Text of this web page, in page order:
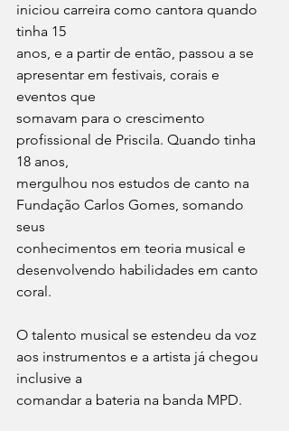
iniciou carreira como cantora quando
tinha 15
anos, e a partir de então, passou a se
apresentar em festivais, corais e
eventos que
somavam para o crescimento
profissional de Priscila. Quando tinha
18 anos,
mergulhou nos estudos de canto na
Fundação Carlos Gomes, somando
seus
conhecimentos em teoria musical e
desenvolvendo habilidades em canto
coral.
O talento musical se estendeu da voz
aos instrumentos e a artista já chegou
inclusive a
comandar a bateria na banda MPD.